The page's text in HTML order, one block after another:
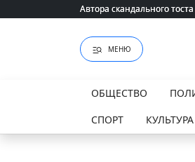
Автора скандального
Автора скандального
МЕНЮ
ОБЩЕСТВО
СПОРТ
КУЛЬТУРА